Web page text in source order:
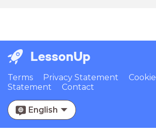
LessonUp
Terms Privacy Statement
Cookie
Statement
Contact
English